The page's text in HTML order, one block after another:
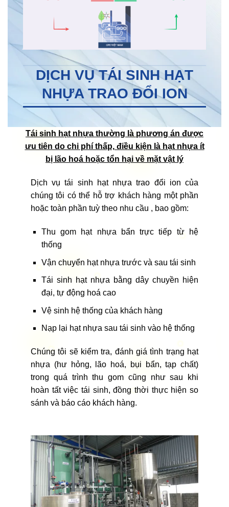
DỊCH VỤ TÁI SINH HẠT
NHỰA TRAO ĐỔI ION
Tái sinh hạt nhựa thường là phương án được
ưu tiên do chi phí thấp, điều kiện là hạt nhựa ít
bị lão hoá hoặc tổn hại về mặt vật lý
Dịch vụ tái sinh hạt nhựa trao đổi ion của
chúng tôi có thể hỗ trợ khách hàng một phần
hoặc toàn phần tuỳ theo nhu cầu , bao gồm:
Thu gom hạt nhựa bẩn trực tiếp từ hệ
thống
Vận chuyển hạt nhựa trước và sau tái sinh
Tái sinh hạt nhựa bằng dây chuyền hiện
đại, tự động hoá cao
Vệ sinh hệ thống của khách hàng
Nạp lại hạt nhựa sau tái sinh vào hệ thống
Chúng tôi sẽ kiểm tra, đánh giá tình trạng hạt
nhựa (hư hỏng, lão hoá, bụi bẩn, tạp chất)
trong quá trình thu gom cũng như sau khi
hoàn tất việc tái sinh, đồng thời thực hiện so
sánh và báo cáo khách hàng.